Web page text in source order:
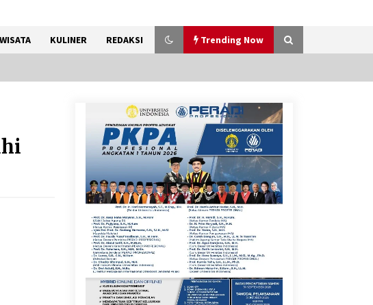
WISATA KULINER REDAKSI Trending Now
Timnas Indonesia Diharapkan
Bangkit Usai Takluk dari
Vietnam di Piala AFF 2026
8 Agustus 2026
12 Coklat Terbaik dan Enak di
Pasaran
8 Agustus 2026
Festival Lembah Baliem